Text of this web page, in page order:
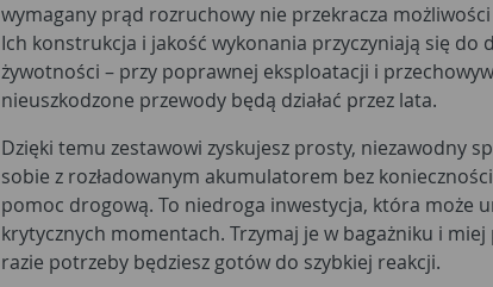
wymagany prąd rozruchowy nie przekracza
Ich konstrukcja i jakość wykonania przyczyniają się do
żywotności – przy poprawnej eksploatacji i
nieuszkodzone przewody będą działać przez lata.
Dzięki temu zestawowi zyskujesz prosty, niezawodny
sobie z rozładowanym akumulatorem bez
pomoc drogową. To niedroga inwestycja, która może
krytycznych momentach. Trzymaj je w bagażniku i miej
razie potrzeby będziesz gotów do szybkiej reakcji.